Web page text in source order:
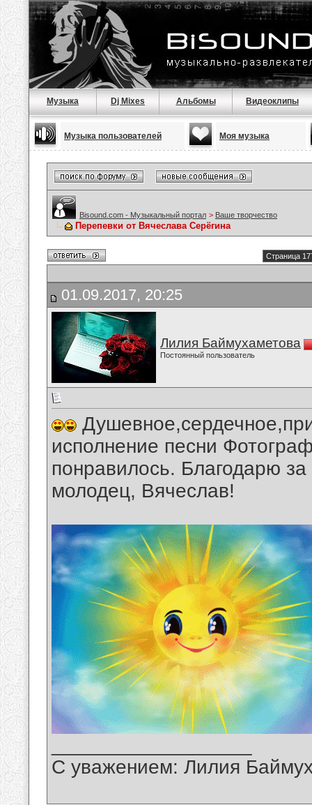
Музыка Dj Mixes Альбомы Видеоклипы
Музыка пользователей Моя музыка
Bisound.com - Музыкальный портал > Ваше творчество
Перепевки от Вячеслава Серёгина
Страница
01.09.2017, 20:25
Лилия Баймухаметова
Постоянный пользователь
исполнение песни
понравилось. Благодарю
молодец, Вячеслав!
С уважением: Лилия